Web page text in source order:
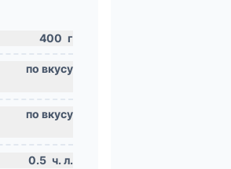
400 г
0.5 ч. л.